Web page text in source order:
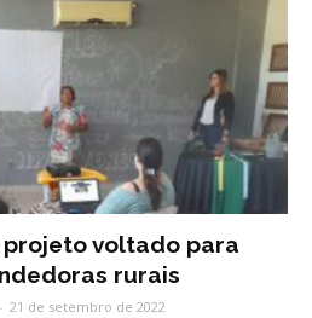
projeto voltado para
rurais
- 21 de setembro de 2022